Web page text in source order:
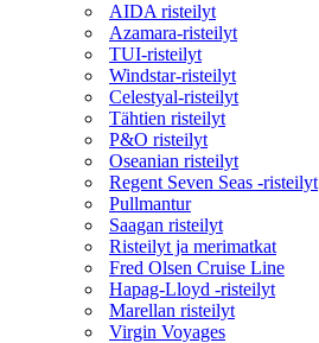
AIDA risteilyt
Azamara-risteilyt
TUI-risteilyt
Windstar-risteilyt
Celestyal-risteilyt
Tähtien risteilyt
P&O risteilyt
Oseanian risteilyt
Regent Seven Seas -risteilyt
Pullmantur
Saagan risteilyt
Risteilyt ja merimatkat
Fred Olsen Cruise Line
Hapag-Lloyd -risteilyt
Marellan risteilyt
Virgin Voyages